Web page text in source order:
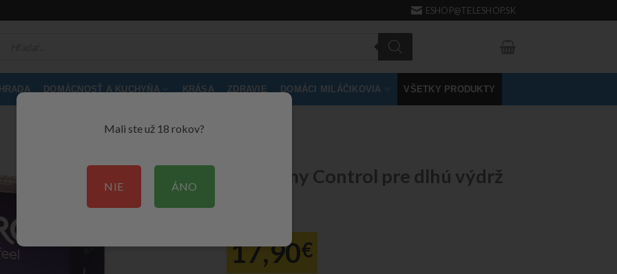
ESHOP@TELESHOP.SK
DOMÁCNOSŤ A KUCHYŇA KRÁSA ZDRAVIE DOMÁCI MILÁČIKOVIA VŠETKY PRODUKTY
Kondómy Control pre dlhú výdrž
17,90€
Mali ste už 18 rokov?
NIE ÁNO